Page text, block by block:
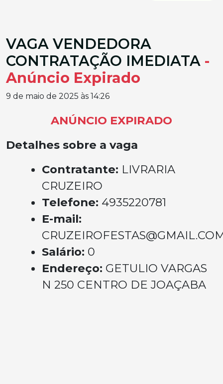
VAGA VENDEDORA
CONTRATAÇÃO IMEDIATA -
Anúncio Expirado
9 de maio de 2025 às 14:26
ANÚNCIO EXPIRADO
Detalhes sobre a vaga
Contratante: LIVRARIA
CRUZEIRO
Telefone: 4935220781
E-mail:
Salário: 0
Endereço: GETULIO VARGAS
N 250 CENTRO DE JOAÇABA